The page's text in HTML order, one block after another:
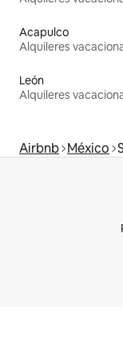
Acapulco
Alquileres
León
Alquileres
Airbnb México